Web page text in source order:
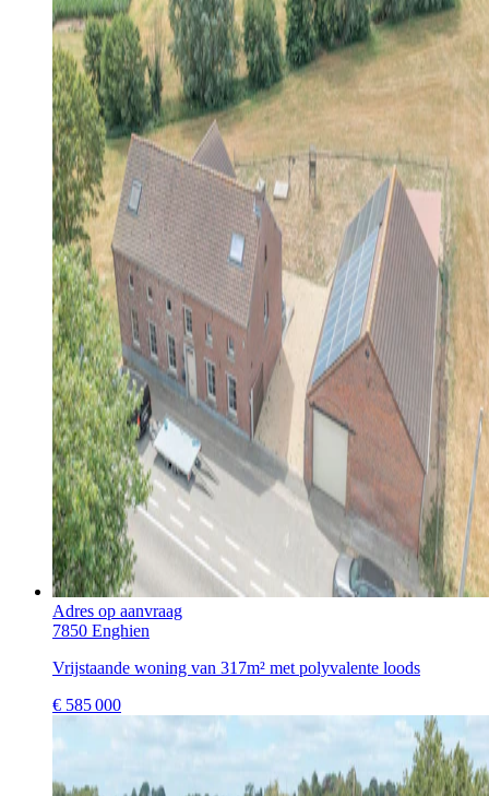
Adres op aanvraag
7850 Enghien
Vrijstaande woning van 317m² met polyvalente loods
€ 585 000